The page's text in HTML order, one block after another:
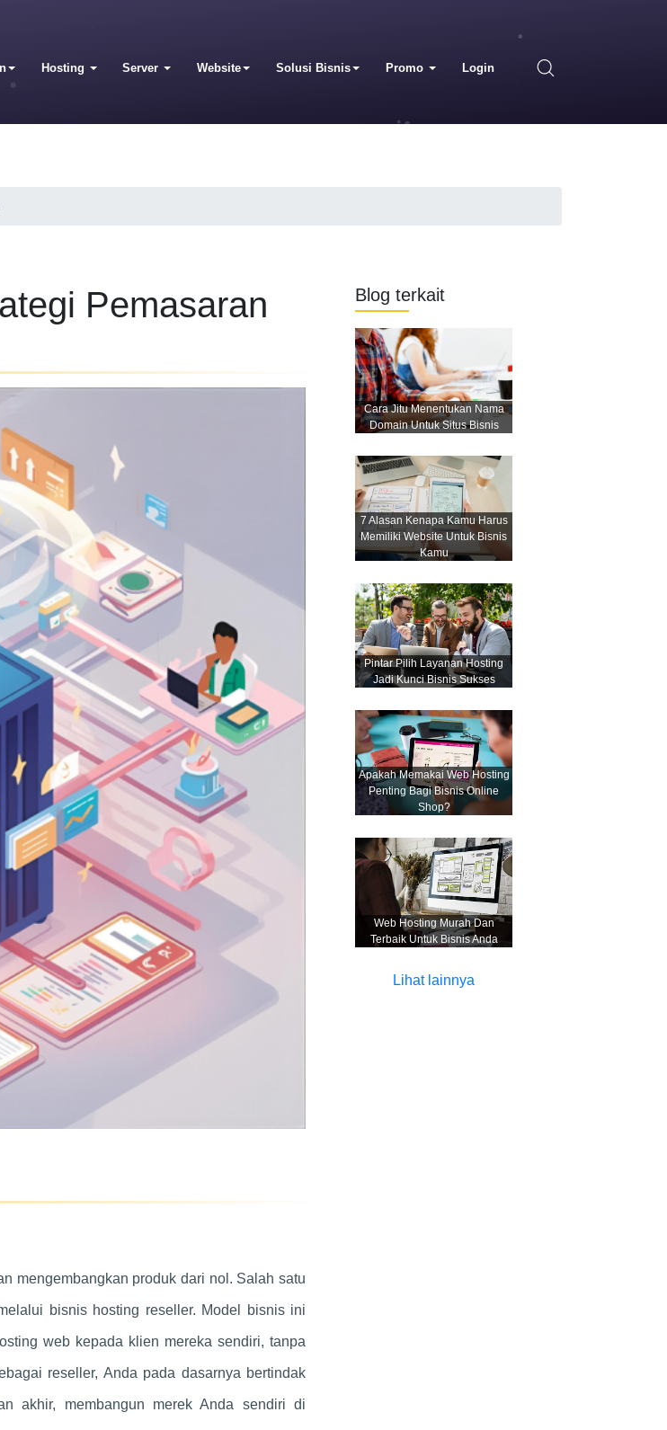
Hosting Server Website Solusi Bisnis Promo Login
Pemasaran
mengembangkan produk dari nol. Salah satu
bisnis hosting reseller. Model bisnis ini
web kepada klien mereka sendiri, tanpa
reseller, Anda pada dasarnya bertindak
akhir, membangun merek Anda sendiri di
Blog terkait
Cara Jitu Menentukan Nama
Domain Untuk Situs Bisnis
7 Alasan Kenapa Kamu Harus
Memiliki Website Untuk Bisnis
Kamu
Pintar Pilih Layanan Hosting
Jadi Kunci Bisnis Sukses
Apakah Memakai Web Hosting
Penting Bagi Bisnis Online
Shop?
Web Hosting Murah Dan
Terbaik Untuk Bisnis Anda
Lihat lainnya